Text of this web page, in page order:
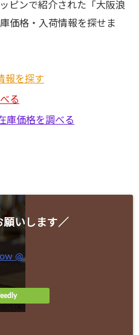
ピンで紹介された「大阪浪
価格・入荷情報を探せま
報を探す
る
庫価格を調べる
いします／
@